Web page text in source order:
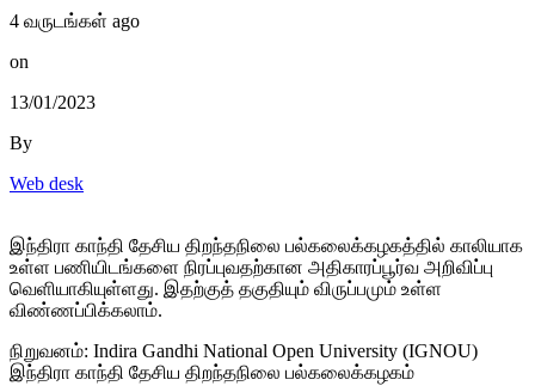
4 வருடங்கள் ago
on
13/01/2023
By
Web desk
இந்திரா காந்தி தேசிய திறந்தநிலை பல்கலைக்கழகத்தில் காலியாக
உள்ள பணியிடங்களை நிரப்புவதற்கான அதிகாரப்பூர்வ அறிவிப்பு
வெளியாகியுள்ளது. இதற்குத் தகுதியும் விருப்பமும் உள்ள
விண்ணப்பிக்கலாம்.
நிறுவனம்: Indira Gandhi National Open University (IGNOU)
இந்திரா காந்தி தேசிய திறந்தநிலை பல்கலைக்கழகம்